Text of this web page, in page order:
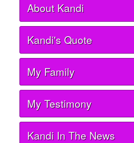
About Kandi
Kandi's Quote
My Family
My Testimony
Kandi In The News